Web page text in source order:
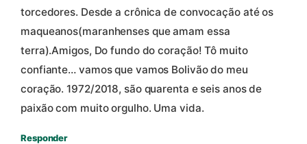
torcedores. Desde a crônica de convocação até os
maqueanos(maranhenses que amam essa
terra).Amigos, Do fundo do coração! Tô muito
confiante… vamos que vamos Bolivão do meu
coração. 1972/2018, são quarenta e seis anos de
paixão com muito orgulho. Uma vida.
Responder